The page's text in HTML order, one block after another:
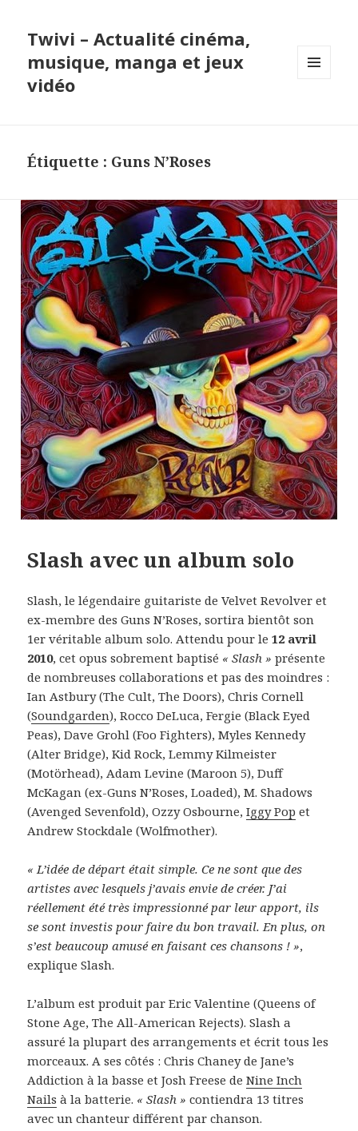
Twivi – Actualité cinéma,
musique, manga et jeux
vidéo
Étiquette : Guns N’Roses
Slash avec un album solo
Slash, le légendaire guitariste de Velvet Revolver et
ex-membre des Guns N’Roses, sortira bientôt son
1er véritable album solo. Attendu pour le12 avril
2010, cet opus sobrement baptisé « Slash » présente
de nombreuses collaborations et pas des moindres :
Ian Astbury (The Cult, The Doors), Chris Cornell
(Soundgarden), Rocco DeLuca, Fergie (Black Eyed
Peas), Dave Grohl (Foo Fighters), Myles Kennedy
(Alter Bridge), Kid Rock, Lemmy Kilmeister
(Motörhead), Adam Levine (Maroon 5), Duff
McKagan (ex-Guns N’Roses, Loaded), M. Shadows
(Avenged Sevenfold), Ozzy Osbourne,Iggy Pop et
Andrew Stockdale (Wolfmother).
« L’idée de départ était simple. Ce ne sont que des
artistes avec lesquels j’avais envie de créer. J’ai
réellement été très impressionné par leur apport, ils
se sont investis pour faire du bon travail. En plus, on
s’est beaucoup amusé en faisant ces chansons ! »,
explique Slash.
L’album est produit par Eric Valentine (Queens of
Stone Age, The All-American Rejects). Slash a
assuré la plupart des arrangements et écrit tous les
morceaux. A ses côtés : Chris Chaney de Jane’s
Addiction à la basse et Josh Freese deNine Inch
Nails à la batterie. « Slash » contiendra 13 titres
avec un chanteur différent par chanson.